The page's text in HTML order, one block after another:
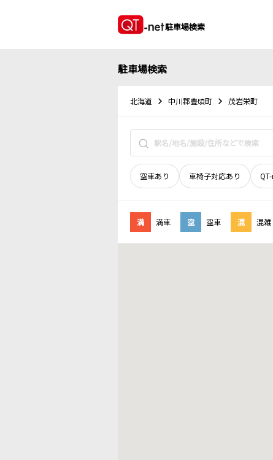
駐車場検索
駐車場検索
北海道 中川郡豊頃町 茂岩栄町
空車あり 車椅子対応あり
満 満車 空 空車 混 混雑